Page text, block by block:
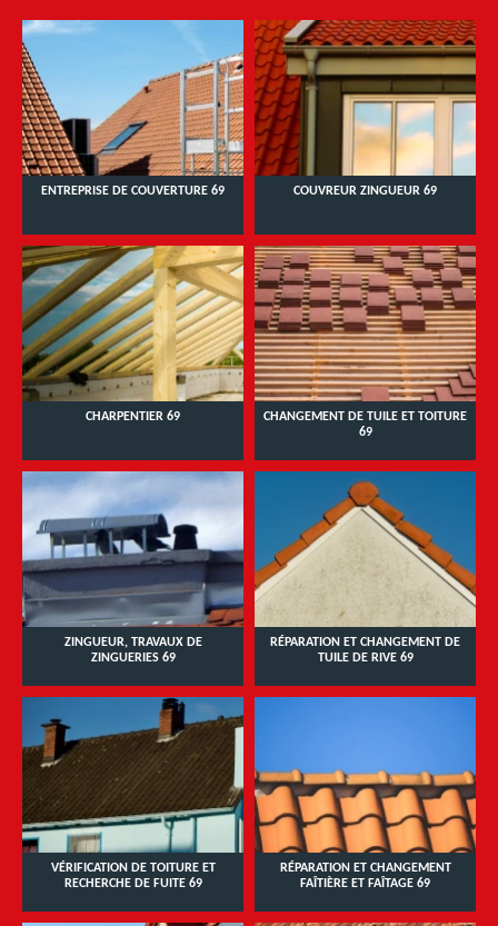
ENTREPRISE DE COUVERTURE 69 COUVREUR ZINGUEUR 69
CHARPENTIER 69
CHANGEMENT DE TUILE ET TOITURE
69
ZINGUEUR, TRAVAUX DE
ZINGUERIES 69
RÉPARATION ET CHANGEMENT DE
TUILE DE RIVE 69
VÉRIFICATION DE TOITURE ET
RECHERCHE DE FUITE 69
RÉPARATION ET CHANGEMENT
FAÎTIÈRE ET FAÎTAGE 69